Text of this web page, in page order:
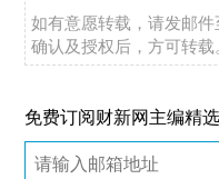
如有意愿转载，请发邮件
确认及授权后，方可转载
免费订阅财新网主编精